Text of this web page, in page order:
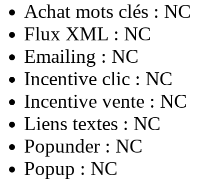
Achat mots clés : NC
Flux XML : NC
Emailing : NC
Incentive clic : NC
Incentive vente : NC
Liens textes : NC
Popunder : NC
Popup : NC